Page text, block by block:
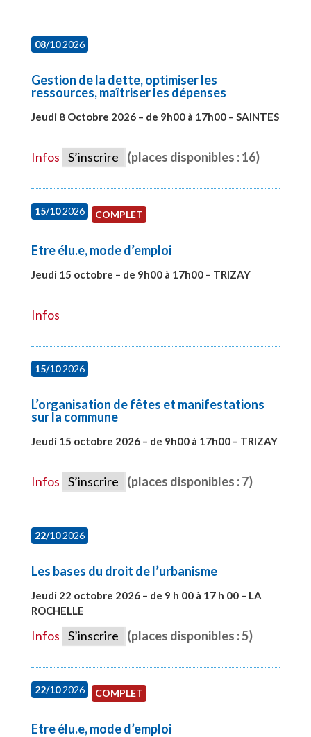
08/102026
Gestion de la dette, optimiser les
ressources, maîtriser les dépenses
Jeudi 8 Octobre 2026 – de 9h00 à 17h00 – SAINTES
Infos S’inscrire (places disponibles : 16)
15/102026 COMPLET
Etre élu.e, mode d’emploi
Jeudi 15 octobre – de 9h00 à 17h00 – TRIZAY
Infos
15/102026
L’organisation de fêtes et manifestations
sur la commune
Jeudi 15 octobre 2026 – de 9h00 à 17h00 – TRIZAY
Infos S’inscrire (places disponibles : 7)
22/102026
Les bases du droit de l’urbanisme
Jeudi 22 octobre 2026 – de 9 h 00 à 17 h 00 – LA
ROCHELLE
Infos S’inscrire (places disponibles : 5)
22/102026 COMPLET
Etre élu.e, mode d’emploi